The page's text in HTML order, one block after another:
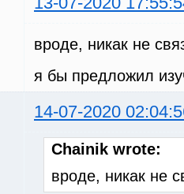
вроде, никак не
я бы предложил
14-07-2020
Chainik wrote:
вроде, никак не